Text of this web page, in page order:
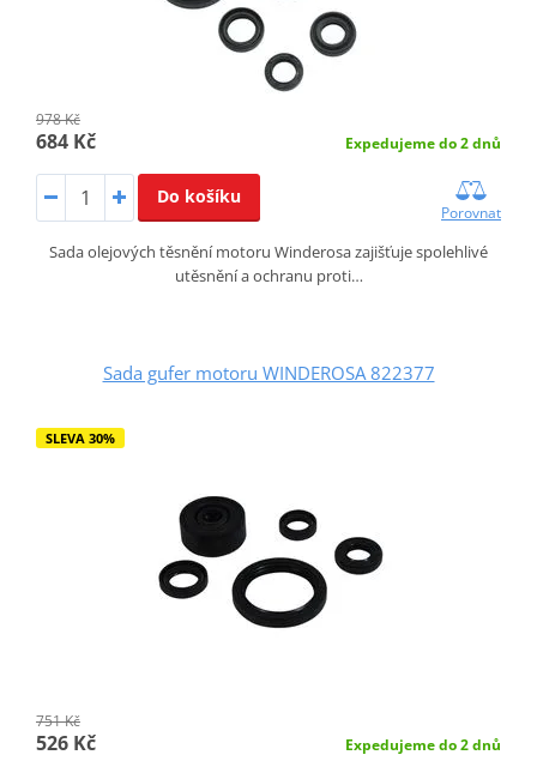
978 Kč
684 Kč Expedujeme do 2 dnů
Do košíku
Porovnat
Sada olejových těsnění motoru Winderosa zajišťuje spolehlivé
utěsnění a ochranu proti…
Sada gufer motoru WINDEROSA 822377
SLEVA 30%
751 Kč
526 Kč Expedujeme do 2 dnů